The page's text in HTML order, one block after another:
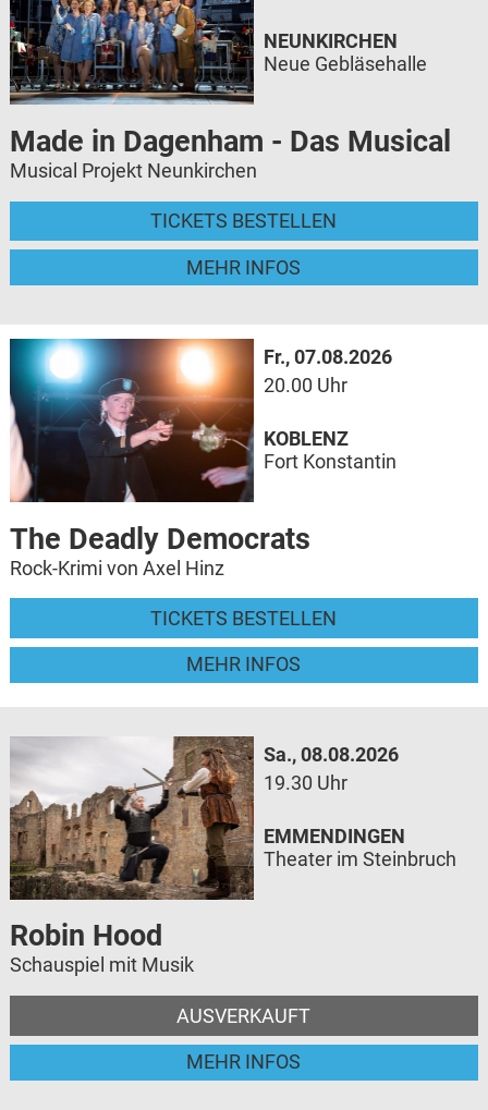
Made in Dagenham - Das Musical
Musical Projekt Neunkirchen
TICKETS BESTELLEN
MEHR INFOS
NEUNKIRCHEN
Neue Gebläsehalle
Fr., 07.08.2026
20.00 Uhr
The Deadly Democrats
Rock-Krimi von Axel Hinz
TICKETS BESTELLEN
MEHR INFOS
KOBLENZ
Fort Konstantin
Sa., 08.08.2026
19.30 Uhr
Robin Hood
Schauspiel mit Musik
AUSVERKAUFT
MEHR INFOS
EMMENDINGEN
Theater im Steinbruch